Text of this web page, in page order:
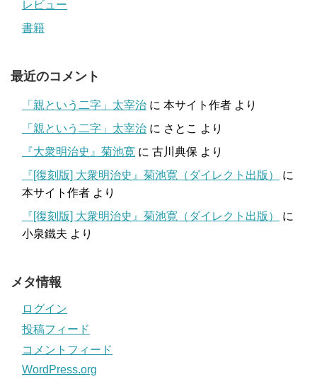
レビュー
書籍
最近のコメント
「親という二字」太宰治 に 本サイト作者 より
「親という二字」太宰治 に さとこ より
『大衆明治史』菊池寛 に 古川典保 より
『[復刻版] 大衆明治史』菊池寛（ダイレクト出版）
に
本サイト作者 より
『[復刻版] 大衆明治史』菊池寛（ダイレクト出版）
に
小泉鐵夫 より
メタ情報
ログイン
投稿フィード
コメントフィード
WordPress.org